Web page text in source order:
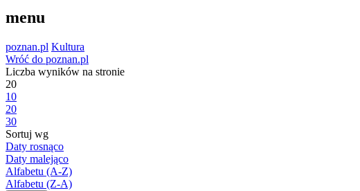
menu
poznan.pl Kultura
Wróć do poznan.pl
Liczba wyników na stronie
20
10
20
30
Sortuj wg
Daty rosnąco
Daty malejąco
Alfabetu (A-Z)
Alfabetu (Z-A)